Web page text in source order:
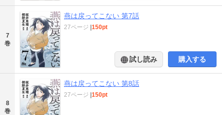
7
巻
燕は戻ってこない 第7話
27ページ |150pt
試し読み 購入する
8
巻
燕は戻ってこない 第8話
27ページ |150pt